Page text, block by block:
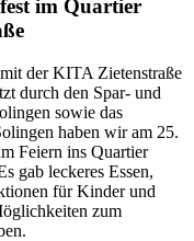
im Quartier
der KITA Zietenstraße
durch den Spar- und
sowie das
haben wir am 25.
Feiern ins Quartier
gab leckeres Essen,
für Kinder und
zum